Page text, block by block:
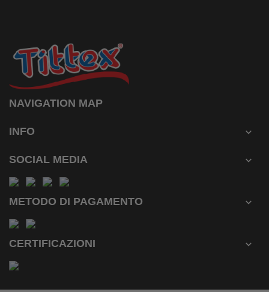
NAVIGATION MAP
INFO 
SOCIAL MEDIA 
METODO DI PAGAMENTO 
CERTIFICAZIONI 